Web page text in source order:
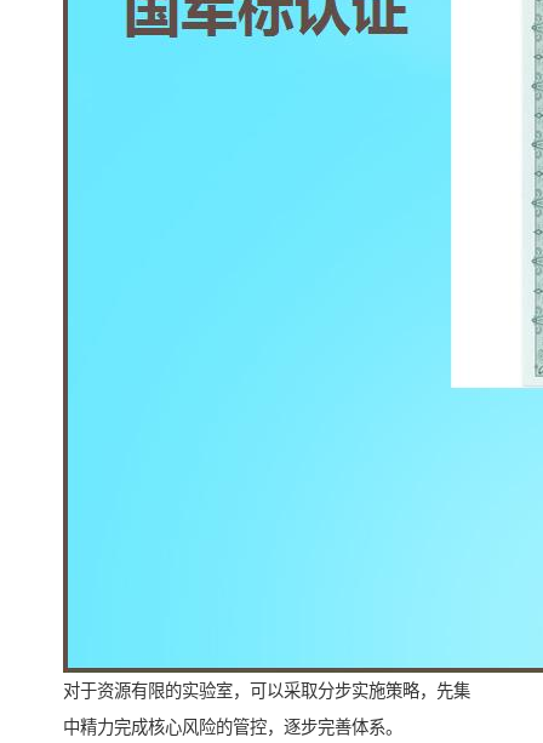
对于资源有限的实验室，可以采取分步实施策略，先集
中精力完成核心风险的管控，逐步完善体系。